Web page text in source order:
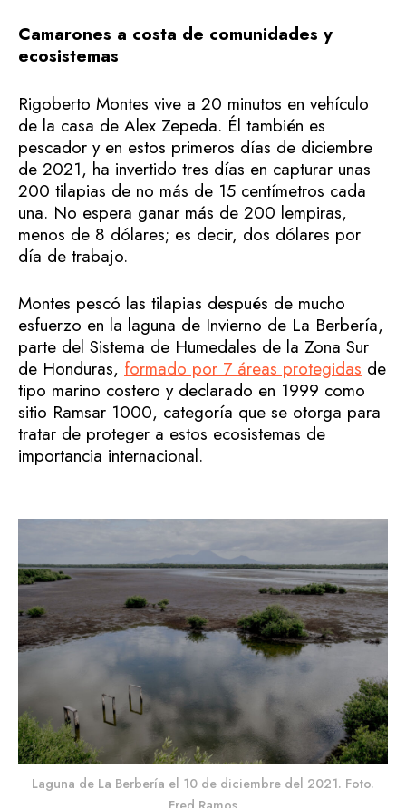
Camarones a costa de comunidades y
ecosistemas
Rigoberto Montes vive a 20 minutos en vehículo
de la casa de Alex Zepeda. Él también es
pescador y en estos primeros días de diciembre
de 2021, ha invertido tres días en capturar unas
200 tilapias de no más de 15 centímetros cada
una. No espera ganar más de 200 lempiras,
menos de 8 dólares; es decir, dos dólares por
día de trabajo.
Montes pescó las tilapias después de mucho
esfuerzo en la laguna de Invierno de La Berbería,
parte del Sistema de Humedales de la Zona Sur
de Honduras, formado por 7 áreas protegidas de
tipo marino costero y declarado en 1999 como
sitio Ramsar 1000, categoría que se otorga para
tratar de proteger a estos ecosistemas de
importancia internacional.
Laguna de La Berbería el 10 de diciembre del 2021. Foto.